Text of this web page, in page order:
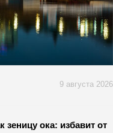
9 августа 2026
зеницу ока: избавит от